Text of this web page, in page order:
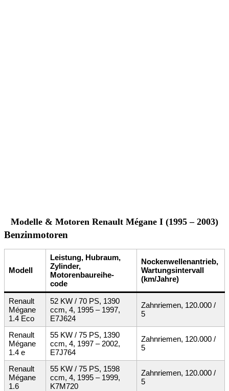
Modelle & Motoren Renault Mégane I (1995 – 2003)
Benzinmotoren
Modell
Leistung, Hubraum,
Zylinder,
Motorenbaureihe-
code
Nockenwellenantrieb,
Wartungsintervall
(km/Jahre)
Renault
Mégane
1.4 Eco
52 KW / 70 PS, 1390
ccm, 4, 1995 – 1997,
E7J624
Zahnriemen, 120.000 /
5
Renault
Mégane
1.4 e
55 KW / 75 PS, 1390
ccm, 4, 1997 – 2002,
E7J764
Zahnriemen, 120.000 /
5
Renault
Mégane
1.6
55 KW / 75 PS, 1598
ccm, 4, 1995 – 1999,
K7M720
Zahnriemen, 120.000 /
5